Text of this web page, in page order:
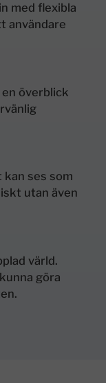
med flexibla
användare
överblick
ses som
utan även
värld.
göra